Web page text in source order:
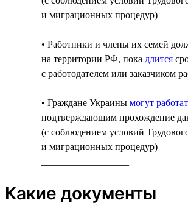
и миграционных процедур)
• Работники и члены их семей
на территории РФ, пока длится
с работодателем или заказчиком
• Граждане Украины могут
подтверждающим прохождение
(с соблюдением условий
и миграционных процедур)
Какие документы